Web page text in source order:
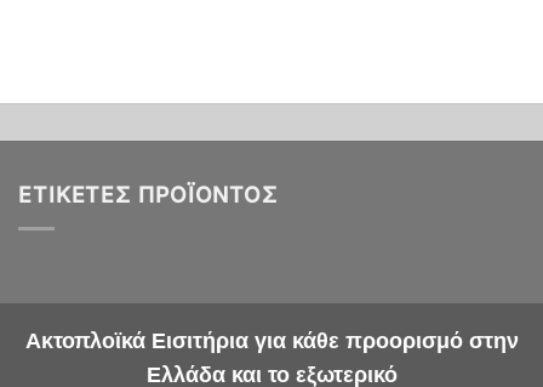
ΕΤΙΚΈΤΕΣ ΠΡΟΪΌΝΤΟΣ
Ακτοπλοϊκά Εισιτήρια για κάθε προορισμό στην
Ελλάδα και το εξωτερικό